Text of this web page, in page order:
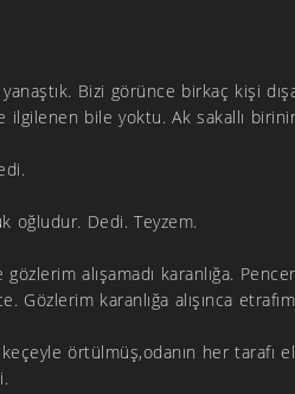
Bizi görünce birkaç kişi
ilgilenen bile yoktu. Ak sakallı
oğludur. Dedi. Teyzem.
alışamadı karanlığa.
Gözlerim karanlığa alışınca
örtülmüş,odanın her tarafı